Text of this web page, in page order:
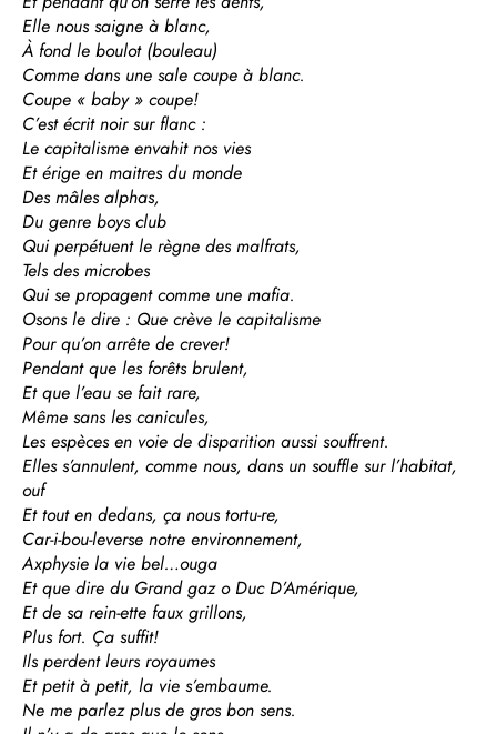
Elle nous saigne à blanc,
À fond le boulot (bouleau)
Comme dans une sale coupe à blanc.
Coupe « baby » coupe!
C’est écrit noir sur flanc :
Le capitalisme envahit nos vies
Et érige en maitres du monde
Des mâles alphas,
Du genre boys club
Qui perpétuent le règne des malfrats,
Tels des microbes
Qui se propagent comme une mafia.
Osons le dire : Que crève le capitalisme
Pour qu’on arrête de crever!
Pendant que les forêts brulent,
Et que l’eau se fait rare,
Même sans les canicules,
Les espèces en voie de disparition aussi souffrent.
Elles s’annulent, comme nous, dans un souffle sur l’habitat,
ouf
Et tout en dedans, ça nous tortu-re,
Car-i-bou-leverse notre environnement,
Axphysie la vie bel…ouga
Et que dire du Grand gaz o Duc D’Amérique,
Et de sa rein-ette faux grillons,
Plus fort. Ça suffit!
Ils perdent leurs royaumes
Et petit à petit, la vie s’embaume.
Ne me parlez plus de gros bon sens.